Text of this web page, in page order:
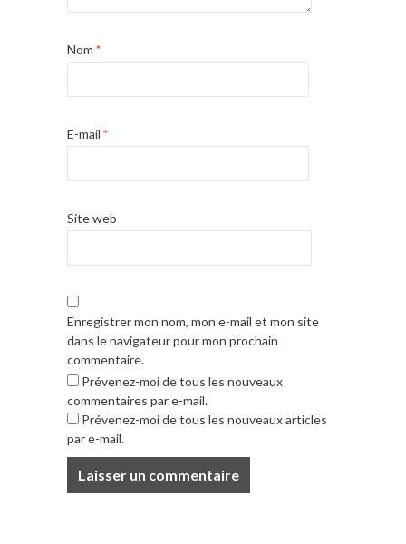
Nom *
E-mail *
Site web
Enregistrer mon nom, mon e-mail et mon site
dans le navigateur pour mon prochain
commentaire.
Prévenez-moi de tous les nouveaux
commentaires par e-mail.
Prévenez-moi de tous les nouveaux articles
par e-mail.